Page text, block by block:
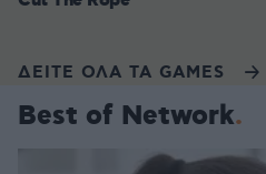
ΔΕΙΤΕ ΟΛΑ ΤΑ GAMES
Best of Network